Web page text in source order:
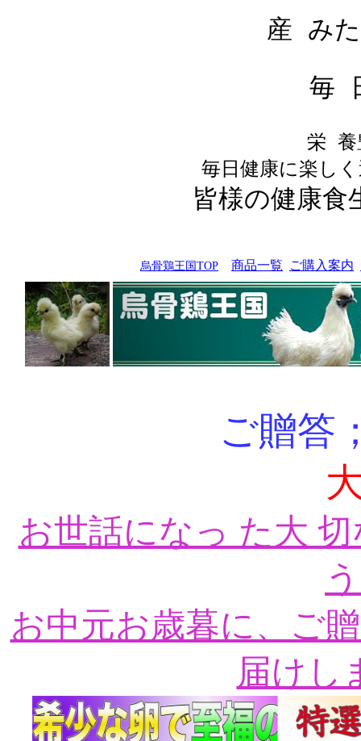
産 み
毎
栄 養
毎日健康に楽し
皆様の健康
烏骨鶏王国TOP 商品一覧 ご購入案内
ご贈答
お世話になっ た大
お中元お歳暮に、ご
届けし